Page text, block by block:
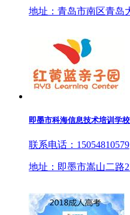
地址：青岛市南区青岛
即墨市科海信息技术培训学校
联系电话：15054810579
地址：即墨市嵩山二路